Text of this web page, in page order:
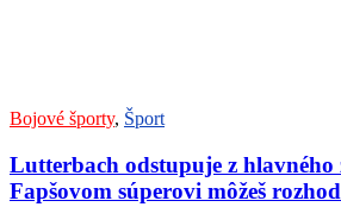
Bojové športy, Šport
Lutterbach odstupuje z hlavného
Fapšovom súperovi môžeš